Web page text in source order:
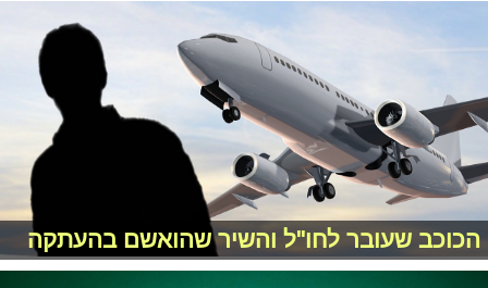
הכוכב שעובר לחו"ל והשיר שהואשם בהעתקה